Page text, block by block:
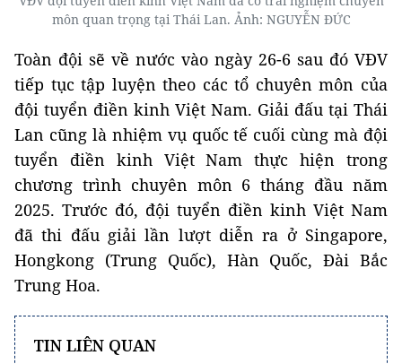
môn quan trọng tại Thái Lan. Ảnh: NGUYỄN ĐỨC
Toàn đội sẽ về nước vào ngày 26-6 sau đó VĐV
tiếp tục tập luyện theo các tổ chuyên môn của
đội tuyển điền kinh Việt Nam. Giải đấu tại Thái
Lan cũng là nhiệm vụ quốc tế cuối cùng mà đội
tuyển điền kinh Việt Nam thực hiện trong
chương trình chuyên môn 6 tháng đầu năm
2025. Trước đó, đội tuyển điền kinh Việt Nam
đã thi đấu giải lần lượt diễn ra ở Singapore,
Hongkong (Trung Quốc), Hàn Quốc, Đài Bắc
Trung Hoa.
TIN LIÊN QUAN